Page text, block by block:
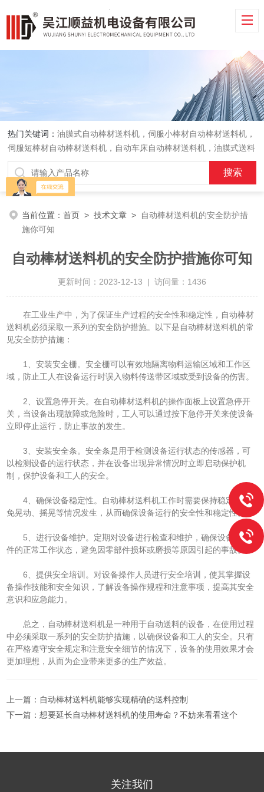
热门关键词：油膜式自动棒材送料机，伺服小棒材自动棒材送料机，
伺服短棒材自动棒材送料机，自动车床自动棒材送料机，油膜式送料
机，车床送料机
当前位置：首页 >技术文章 > 自动棒材送料机的安全防护措
施你可知
自动棒材送料机的安全防护措施你可知
更新时间：2023-12-13 | 访问量：1436
在工业生产中，为了保证生产过程的安全性和稳定性，自动棒材
送料机必须采取一系列的安全防护措施。以下是自动棒材送料机的常
见安全防护措施：
1、安装安全栅。安全栅可以有效地隔离物料运输区域和工作区
域，防止工人在设备运行时误入物料传送带区域或受到设备的伤害。
2、设置急停开关。在自动棒材送料机的操作面板上设置急停开
关，当设备出现故障或危险时，工人可以通过按下急停开关来使设备
立即停止运行，防止事故的发生。
3、安装安全条。安全条是用于检测设备运行状态的传感器，可
以检测设备的运行状态，并在设备出现异常情况时立即启动保护机
制，保护设备和工人的安全。
4、确保设备稳定性。自动棒材送料机工作时需要保持稳定，避
免晃动、摇晃等情况发生，从而确保设备运行的安全性和稳定性。
5、进行设备维护。定期对设备进行检查和维护，确保设备各部
件的正常工作状态，避免因零部件损坏或磨损等原因引起的事故。
6、提供安全培训。对设备操作人员进行安全培训，使其掌握设
备操作技能和安全知识，了解设备操作规程和注意事项，提高其安全
意识和应急能力。
总之，自动棒材送料机是一种用于自动送料的设备，在使用过程
中必须采取一系列的安全防护措施，以确保设备和工人的安全。只有
在严格遵守安全规定和注意安全细节的情况下，设备的使用效果才会
更加理想，从而为企业带来更多的生产效益。
上一篇： 自动棒材送料机能够实现精确的送料控制
下一篇：想要延长自动棒材送料机的使用寿命？不妨来看看这个
关注我们